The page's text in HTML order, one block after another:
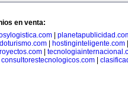
en venta:
|
hostinginteligente.com
|
consultorestecnologicos.com